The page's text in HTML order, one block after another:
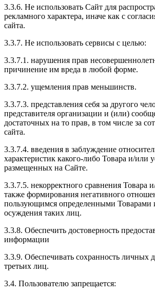
3.3.6. Не использовать Сайт для
рекламного характера, иначе как с
сайта.
3.3.7. Не использовать сервисы с целью:
3.3.7.1. нарушения прав
причинение им вреда в любой форме.
3.3.7.2. ущемления прав меньшинств.
3.3.7.3. представления себя за другого
представителя организации и (или)
достаточных на то прав, в том числе за
сайта.
3.3.7.4. введения в заблуждение
характеристик какого-либо Товара и/или
размещенных на Сайте.
3.3.7.5. некорректного сравнения Товара
также формирования негативного
пользующимся определенными Товарами
осуждения таких лиц.
3.3.8. Обеспечить достоверность
информации
3.3.9. Обеспечивать сохранность личных
третьих лиц.
3.4. Пользователю запрещается: